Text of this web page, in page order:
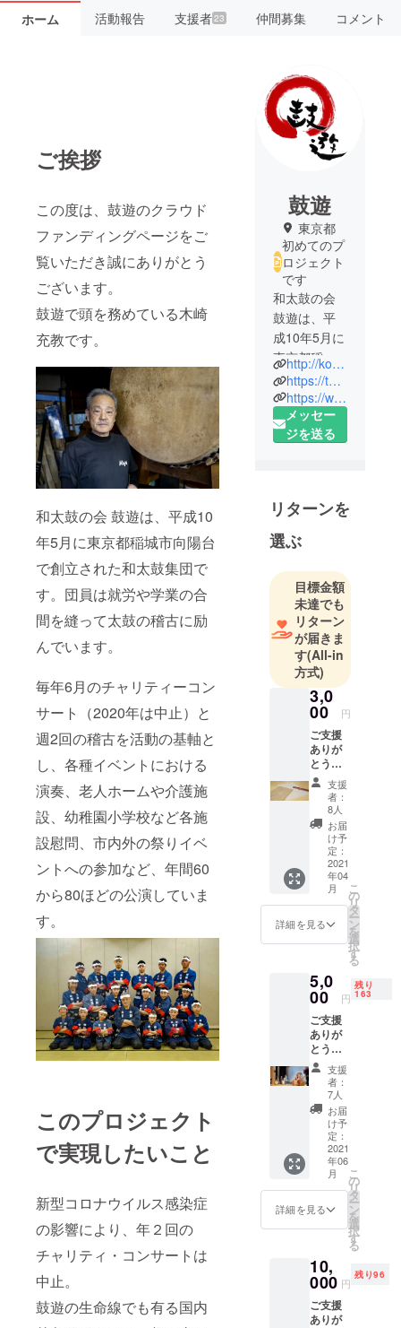
ホーム 活動報告 支援者23 仲間募集 コメント
ご挨拶
この度は、鼓遊のクラウド
ファンディングページをご
覧いただき誠にありがとう
ございます。
鼓遊で頭を務めている木崎
充教です。
和太鼓の会 鼓遊は、平成10
年5月に東京都稲城市向陽台
で創立された和太鼓集団で
す。団員は就労や学業の合
間を縫って太鼓の稽古に励
んでいます。
毎年6月のチャリティーコン
サート（2020年は中止）と
週2回の稽古を活動の基軸と
し、各種イベントにおける
演奏、老人ホームや介護施
設、幼稚園小学校など各施
設慰問、市内外の祭りイベ
ントへの参加など、年間60
から80ほどの公演していま
す。
このプロジェクト
で実現したいこと
新型コロナウイルス感染症
の影響により、年２回の
チャリティ・コンサートは
中止。
鼓遊の生命線でも有る国内
鼓遊
東京都
初めてのプ
ロジェクト
です
和太鼓の会
鼓遊は、平
成10年5月に
東京都稲城
市向陽台で
創立された
和太鼓集団
です。団員
の稽古に励
んでいま
す。
6月のチャリ
ティーコン
サートと週2
回の稽古を
活動の基軸
とし、各種
イベントに
おける演
奏、老人
ホームや介
護施設、幼
稚園小学校
など各施設
慰問、市内
外の祭りイ
ベントへの
参加など、
年間60から
80ほどの公
http://koyu-taiko.blogspot.com/
https://twitter.com/koyu_inagi
https://www.facebook.com/%E9%BC%93%E9%81%8A-445325642302899/
メッセー
ジを送る
リターンを
選ぶ
目標金額
未達でも
リターン
が届きま
す(All-in
方式)
3,0
00 円
ご支援
ありが
とうご
ざいま
す。 お
礼状を
お送り
させて
いただ
きま
す。
支援
者：
8人
お届
け予
定：
2021
年04
月
詳細を見る
こ
の
リ
タ
ー
ン
を
選
択
す
る
5,0
00 円
残り
163
ご支援
ありが
とうご
ざいま
す。 お
礼状を
お送り
させて
いただ
きま
す。 ・
演奏会
にご招
待しま
す（1
名） 日
2021年
6月13日
（日）
14:00～
会場：
支援
者：
7人
お届
け予
定：
2021
年06
月
詳細を見る
こ
の
リ
タ
ー
ン
を
選
択
す
る
10,
000 円
残り96
ご支援
ありが